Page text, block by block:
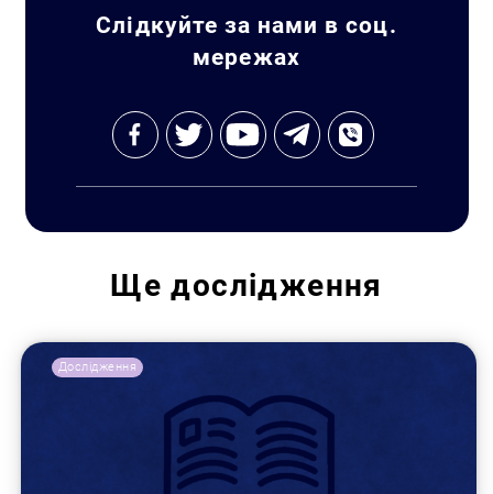
Слідкуйте за нами в соц.
мережах
Щедослідження
Дослідження